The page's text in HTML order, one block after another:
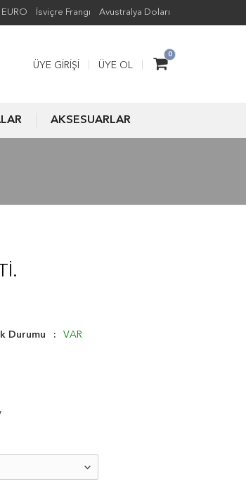
EURO İsviçre Frangı Avustralya Doları
0
ÜYE GIRIŞI ÜYE OL
AKSESUARLAR
Durumu VAR